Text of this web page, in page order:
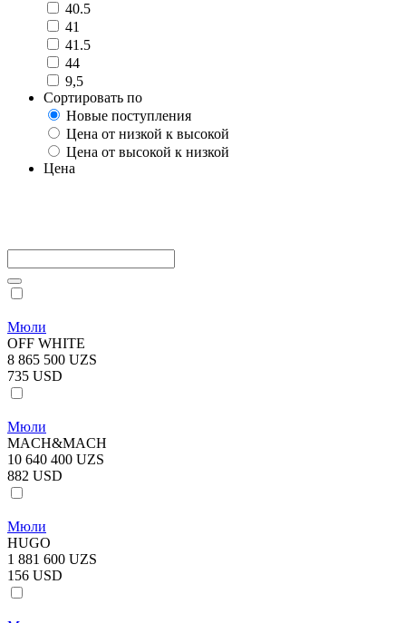
40.5
41
41.5
44
9,5
Сортировать по
Новые поступления
Цена от низкой к высокой
Цена от высокой к низкой
Цена
Мюли
OFF WHITE
8 865 500 UZS
735 USD
Мюли
MACH&MACH
10 640 400 UZS
882 USD
Мюли
HUGO
1 881 600 UZS
156 USD